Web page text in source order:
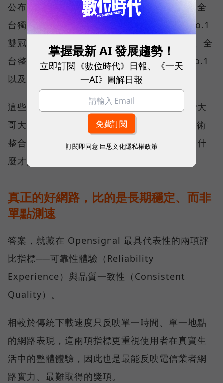
公布的台灣行動網路體驗報告中，更一舉斬獲全
台獨有的「可靠性體驗」與「品質一致性」No.1
雙冠王，同時，包辦全台整體影音體驗 No.1、全
台整體語音體驗 No.1、全台 5G 語音體驗 No.1
以及全台網路在線率 No.1 多項榮譽。
這些獎項反映的不只是網路順暢，更代表台灣大
哥大長期投入頻譜布局、基地台建設與 5G 技術
整合所累積的成果，也讓外界重新思考：究竟什
麼才是真正的好網路？
真正的好網路，比的是長期穩定、而非
單點測速
答案，就藏在 Opensignal 最具代表性的兩項評
比指標──可靠性體驗（Reliability
Experience）與品質一致性（Consistent
Quality）。
相較於傳統下載速度只反映單一時間、單一地點
的網路表現，這兩項指標更重視使用者在真實生
活中的整體體驗，因此也是最能反映電信業者網
路實力、最難取得的獎項。
掌握最新 AI 發展趨勢！
立即訂閱《數位時代》日報、《一天
一AI》圖解日報
訂閱即同意 巨思文化隱私權政策